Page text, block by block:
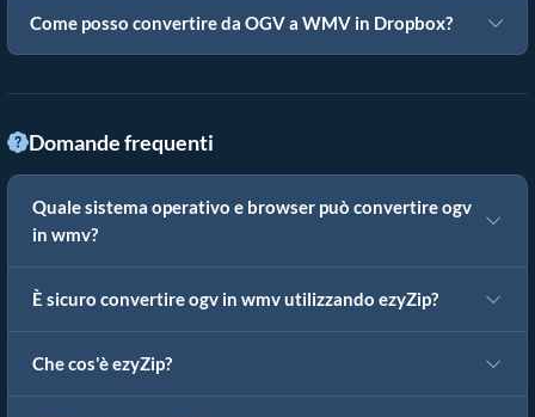
Come posso convertire da OGV a WMV in Dropbox?
Domande frequenti
Quale sistema operativo e browser può convertire ogv
in wmv?
È sicuro convertire ogv in wmv utilizzando ezyZip?
Che cos'è ezyZip?